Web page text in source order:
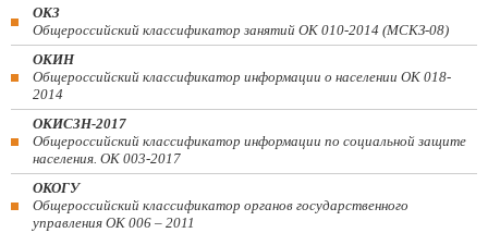
ОКЗ
Общероссийский классификатор занятий ОК 010-2014 (МСКЗ-08)
ОКИН
Общероссийский классификатор информации о населении ОК 018-
2014
ОКИСЗН-2017
Общероссийский классификатор информации по социальной защите
населения. ОК 003-2017
ОКОГУ
Общероссийский классификатор органов государственного
управления ОК 006 – 2011